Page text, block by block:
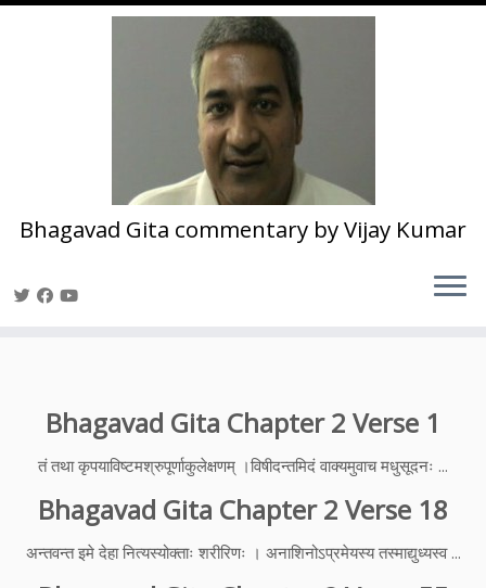
Bhagavad Gita commentary by Vijay Kumar
Bhagavad Gita Chapter 2 Verse 1
तं तथा कृपयाविष्टमश्रुपूर्णाकुलेक्षणम् ।विषीदन्तमिदं वाक्यमुवाच मधुसूदनः ...
Bhagavad Gita Chapter 2 Verse 18
अन्तवन्त इमे देहा नित्यस्योक्ताः शरीरिणः । अनाशिनोऽप्रमेयस्य तस्माद्युध्यस्व ...